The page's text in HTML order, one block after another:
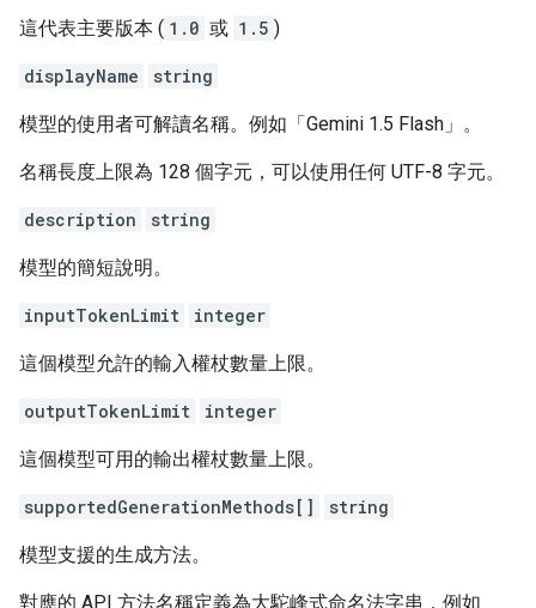
這代表主要版本 ( 1.0 或 1.5 )
displayName string
模型的使用者可解讀名稱。例如「Gemini 1.5 Flash」。
名稱長度上限為 128 個字元，可以使用任何 UTF-8 字元。
description string
模型的簡短說明。
inputTokenLimit integer
這個模型允許的輸入權杖數量上限。
outputTokenLimit integer
這個模型可用的輸出權杖數量上限。
supportedGenerationMethods[] string
模型支援的生成方法。
對應的 API 方法名稱定義為大駝峰式命名法字串，例如